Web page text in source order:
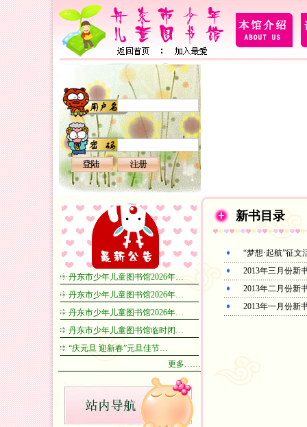
丹东市少年儿童图书馆2026年…
丹东市少年儿童图书馆2026年…
丹东市少年儿童图书馆2026年…
丹东市少年儿童图书馆临时闭…
“庆元旦 迎新春”元旦佳节…
更多……
新书目录
“梦想·起航”征文
2013年三月份新
2013年二月份新
2013年一月份新